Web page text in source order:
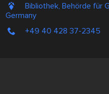
Bibliothek, Behörde für
Germany
+49 40 428 37-2345